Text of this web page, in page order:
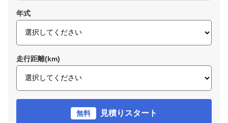
年式
走行距離(km)
無料 見積りスタート